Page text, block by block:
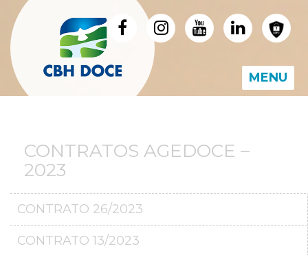
MENU
CONTRATOS AGEDOCE –
2023
CONTRATO 26/2023
CONTRATO 13/2023